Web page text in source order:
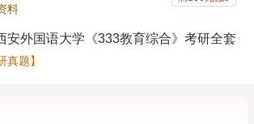
料
安外国语大学《333教育综合》考研全套
真题】